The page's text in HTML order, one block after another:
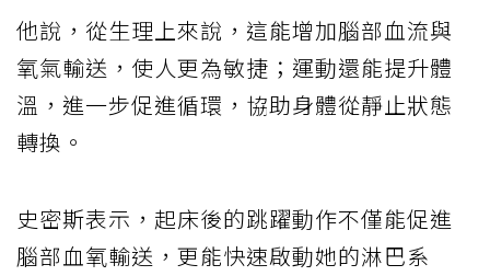
他說，從生理上來說，這能增加腦部血流與
氧氣輸送，使人更為敏捷；運動還能提升體
溫，進一步促進循環，協助身體從靜止狀態
轉換。
史密斯表示，起床後的跳躍動作不僅能促進
腦部血氧輸送，更能快速啟動她的淋巴系